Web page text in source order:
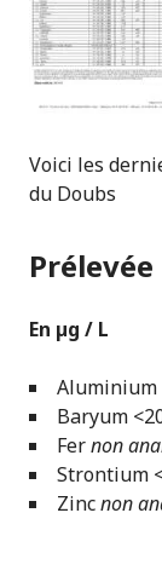
Voici les
du Doubs
En µg / L
Aluminium
Baryum
Fernon
Strontium
Zincnon